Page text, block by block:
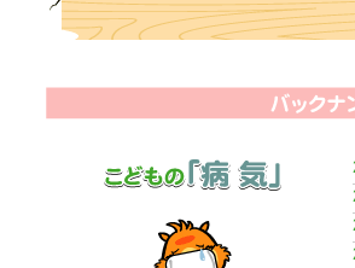
③タンパク質をしっかり
和食離れから大豆、魚の摂取量も
成長期のこどもにはタンパク質は
④カルシウムをしっかり
丈夫な骨を作るために欠かせない
日本人の摂取量は先進国で最低で
食品添加物の多くに含まれるリ
に排出してしまいます。